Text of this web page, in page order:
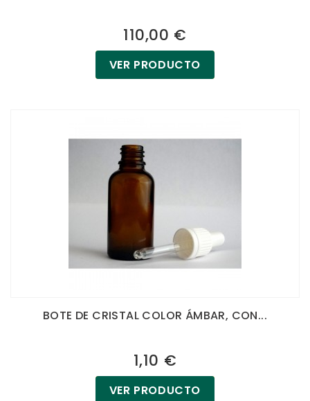
110,00 €
VER PRODUCTO
BOTE DE CRISTAL COLOR ÁMBAR, CON...
1,10 €
VER PRODUCTO